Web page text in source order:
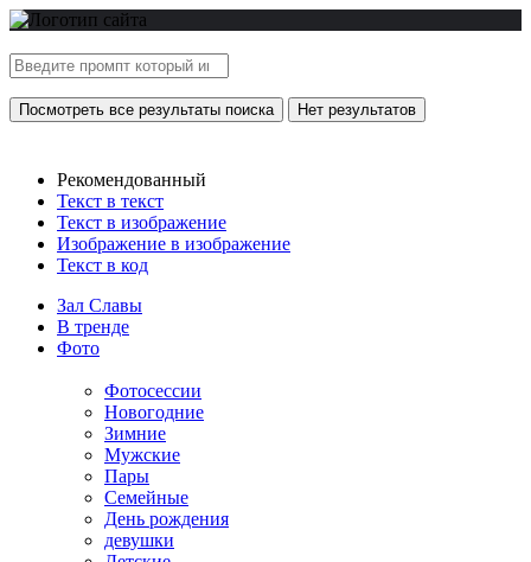
Посмотреть все результаты поиска Нет результатов
Рекомендованный
Текст в текст
Текст в изображение
Изображение в изображение
Текст в код
Зал Славы
В тренде
Фото
Фотосессии
Новогодние
Зимние
Мужские
Пары
Семейные
День рождения
девушки